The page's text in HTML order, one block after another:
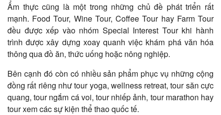
Ẩm thực cũng là một trong những chủ đề phát triển rất
mạnh. Food Tour, Wine Tour, Coffee Tour hay Farm Tour
đều được xếp vào nhóm Special Interest Tour khi hành
trình được xây dựng xoay quanh việc khám phá văn hóa
thông qua đồ ăn, thức uống hoặc nông nghiệp.
Bên cạnh đó còn có nhiều sản phẩm phục vụ những cộng
đồng rất riêng như tour yoga, wellness retreat, tour săn cực
quang, tour ngắm cá voi, tour nhiếp ảnh, tour marathon hay
tour xem các sự kiện thể thao quốc tế.